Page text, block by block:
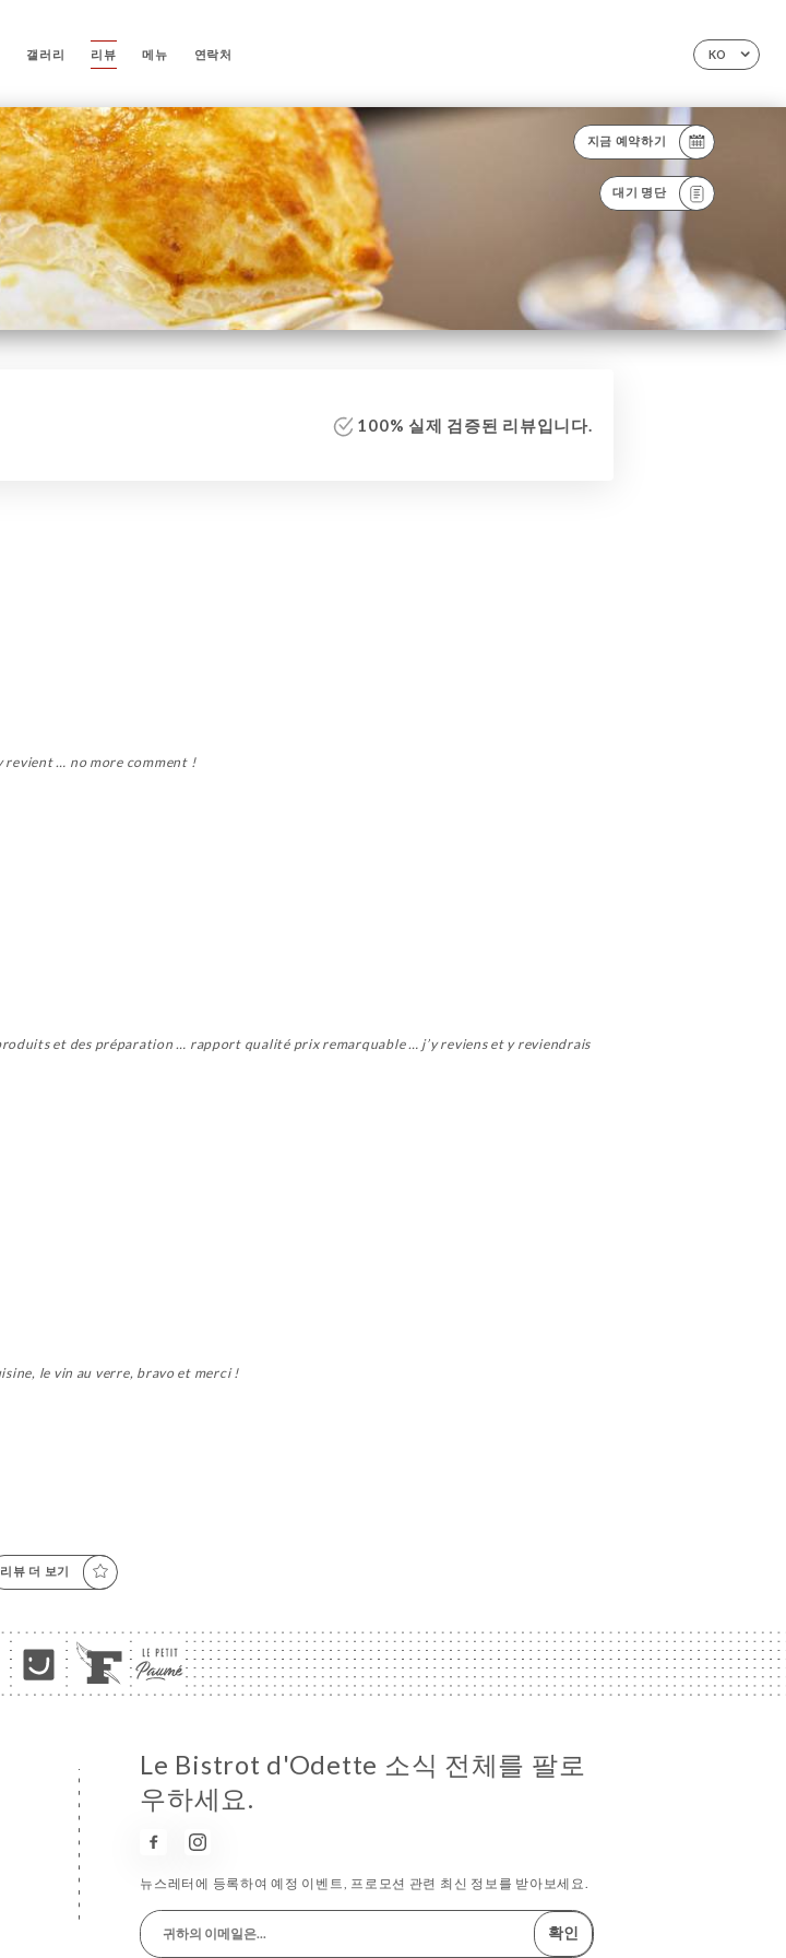
KO
갤러리 리뷰 메뉴 연락처
지금 예약하기
대기 명단
100% 실제 검증된 리뷰입니다.
revient … no more comment !
et des préparation … rapport qualité prix remarquable … j’y reviens et y reviendrais
le vin au verre, bravo et merci !
리뷰 더 보기
Le Bistrot d'Odette 소식 전체를 팔로
우하세요.
뉴스레터에 등록하여 예정 이벤트, 프로모션 관련 최신 정보를 받아보세요.
확인